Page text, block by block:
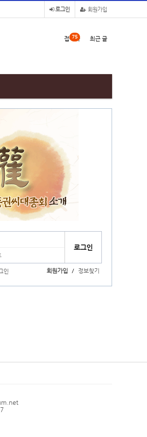
회원가입
로그인
접속자
75 최근 글
인 회원가입 / 정보찾기